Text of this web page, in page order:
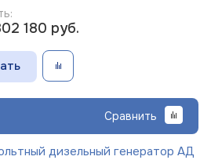
180 руб.
Сравнить
дизельный генератор АД